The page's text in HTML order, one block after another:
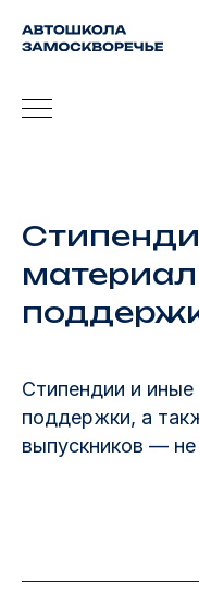
Стипендии и
поддержки, а
выпускников —